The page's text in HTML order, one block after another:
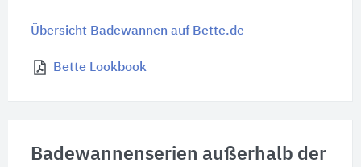
Übersicht Badewannen auf Bette.de
Bette Lookbook
Badewannenserien außerhalb der